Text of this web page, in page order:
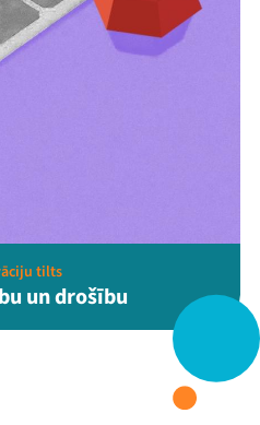
X Instagram
Flick TikTok
tilts
un drošību